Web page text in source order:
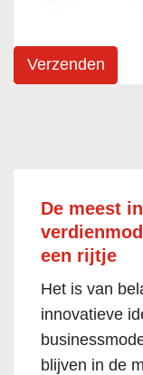
De meest
een rijtje
Het is van
innovatieve
blijven in de